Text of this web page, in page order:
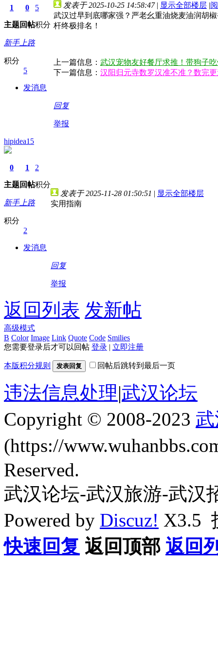
1
主题
0
回帖
5
积分
新手上路
积分
5
发消息
发表于 2025-10-25 14:58:47 | 显示全部楼层 |
武汉过早到底哪家强？严老幺重油烧麦油润胡
杆终极排名！
上一篇信息： 武汉宠物友好餐厅求推！带狗子
下一篇信息： 汉阳归元寺数罗汉准不准？数完
回复
举报
hipidea15
0
主题
1
回帖
2
积分
新手上路
积分
2
发消息
发表于 2025-11-28 01:50:51 | 显示全部楼层
实用指南
回复
举报
返回列表 发新帖
高级模式
B Color Image Link Quote Code Smilies
您需要登录后才可以回帖 登录 | 立即注册
本版积分规则 发表回复 回帖后跳转到最后一页
违法信息处理|武汉论坛
Copyright © 2008-2023
(https://
Reserved.
武汉论坛-武汉旅游-武汉
Powered by Discuz! X3.5
快速回复 返回顶部 返回